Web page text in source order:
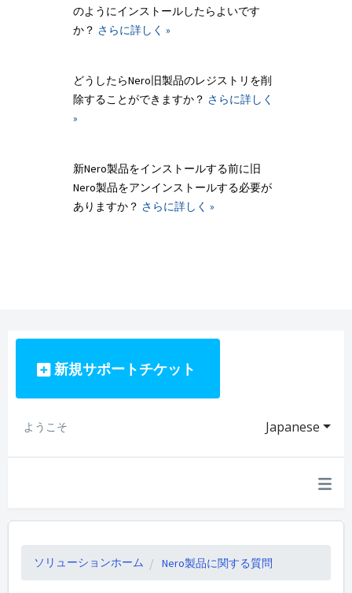
のようにインストールしたらよいです
か？ さらに詳しく »
どうしたらNero旧製品のレジストリを削
除することができますか？ さらに詳しく
»
新Nero製品をインストールする前に旧
Nero製品をアンインストールする必要が
ありますか？ さらに詳しく »
新規サポートチケット
Japanese
ようこそ
ソリューションホーム Nero製品に関する質問